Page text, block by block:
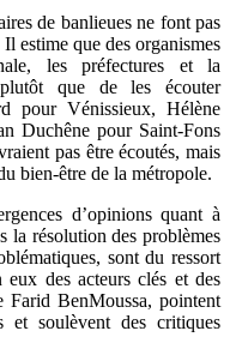
de banlieues ne font pas
estime que des organismes
les préfectures et la
que de les écouter
pour Vénissieux, Hélène
Duchêne pour Saint-Fons
pas être écoutés, mais
bien-être de la métropole.
d’opinions quant à
la résolution des problèmes
sont du ressort
des acteurs clés et des
Farid BenMoussa, pointent
et soulèvent des critiques